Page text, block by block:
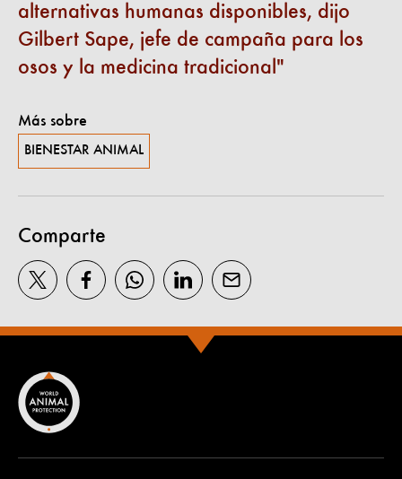
alternativas humanas disponibles, dijo
Gilbert Sape, jefe de campaña para los
osos y la medicina tradicional
Más sobre
BIENESTAR ANIMAL
Comparte